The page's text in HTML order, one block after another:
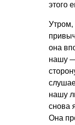
этого
Утром,
она
нашу
нашу
снова
Она